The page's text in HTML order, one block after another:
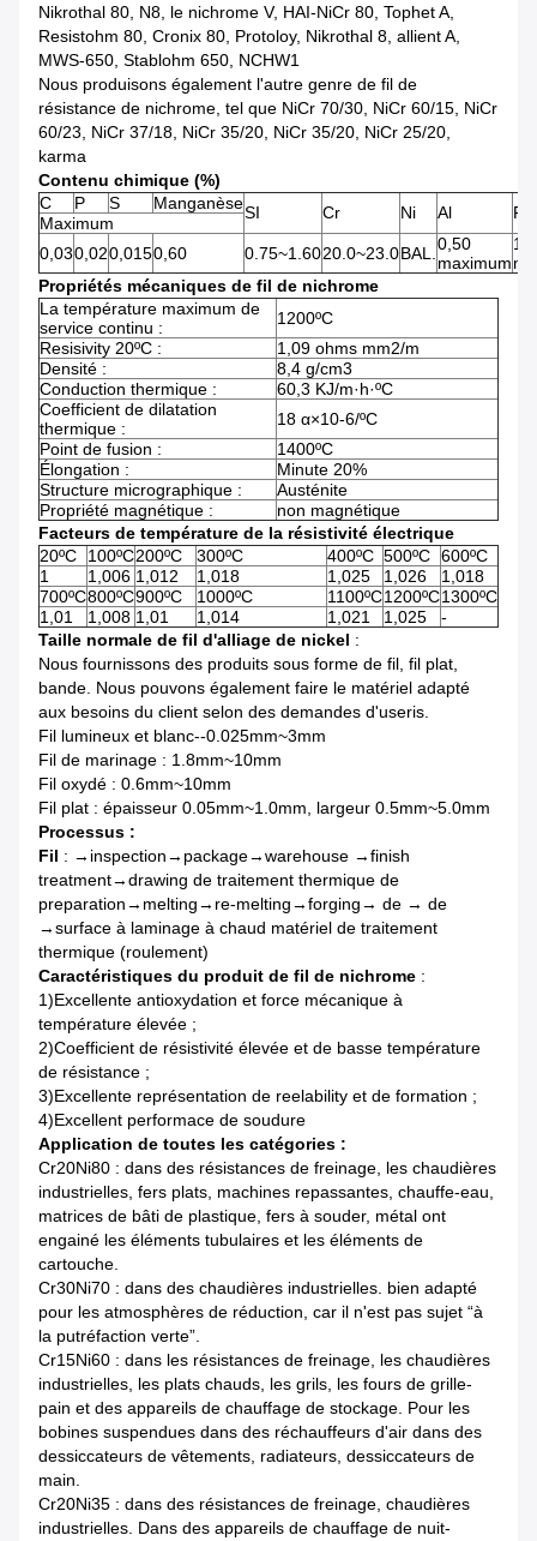
Nikrothal 80, N8, le nichrome V, HAI-NiCr 80, Tophet A,
Resistohm 80, Cronix 80, Protoloy, Nikrothal 8, allient A,
MWS-650, Stablohm 650, NCHW1
Nous produisons également l'autre genre de fil de
résistance de nichrome, tel que NiCr 70/30, NiCr 60/15, NiCr
60/23, NiCr 37/18, NiCr 35/20, NiCr 35/20, NiCr 25/20,
karma
Contenu chimique (%)
C
P S ManganèseSI Cr Ni Al Fe
Maximum
0,030,020,0150,60 0.75~1.6020.0~23.0BAL.0,50
maximum
1,0
Propriétés mécaniques de fil de nichrome
La température maximum de
service continu :
1200ºC
Resisivity 20ºC :
1,09 ohms mm2/m
Densité :
8,4 g/cm3
Conduction thermique :
60,3 KJ/m·h·ºC
Coefficient de dilatation
thermique :
18 α×10-6/ºC
Point de fusion :
1400ºC
Élongation :
Minute 20%
Structure micrographique :
Austénite
Propriété magnétique :
non magnétique
Facteurs de température de la résistivité électrique
20ºC
100ºC200ºC 300ºC 400ºC 500ºC 600ºC
1
1,006 1,012 1,018 1,025 1,026
1,018
700ºC800ºC900ºC 1000ºC 1100ºC1200ºC1300ºC
1,01
1,008 1,01 1,014 1,021 1,025
-
Taille normale de fil d'alliage de nickel :
Nous fournissons des produits sous forme de fil, fil plat,
bande. Nous pouvons également faire le matériel adapté
aux besoins du client selon des demandes d'useris.
Fil lumineux et blanc--0.025mm~3mm
Fil de marinage : 1.8mm~10mm
Fil oxydé : 0.6mm~10mm
Fil plat : épaisseur 0.05mm~1.0mm, largeur 0.5mm~5.0mm
Processus :
Fil : →inspection→package→warehouse →finish
treatment→drawing de traitement thermique de
preparation→melting→re-melting→forging→ de → de
→surface à laminage à chaud matériel de traitement
thermique (roulement)
Caractéristiques du produit de fil de nichrome :
1)Excellente antioxydation et force mécanique à
température élevée ;
2)Coefficient de résistivité élevée et de basse température
de résistance ;
3)Excellente représentation de reelability et de formation ;
4)Excellent performace de soudure
Application de toutes les catégories :
Cr20Ni80 : dans des résistances de freinage, les chaudières
industrielles, fers plats, machines repassantes, chauffe-eau,
matrices de bâti de plastique, fers à souder, métal ont
engainé les éléments tubulaires et les éléments de
cartouche.
Cr30Ni70 : dans des chaudières industrielles. bien adapté
pour les atmosphères de réduction, car il n'est pas sujet “à
la putréfaction verte”.
Cr15Ni60 : dans les résistances de freinage, les chaudières
industrielles, les plats chauds, les grils, les fours de grille-
pain et des appareils de chauffage de stockage. Pour les
bobines suspendues dans des réchauffeurs d'air dans des
dessiccateurs de vêtements, radiateurs, dessiccateurs de
main.
Cr20Ni35 : dans des résistances de freinage, chaudières
industrielles. Dans des appareils de chauffage de nuit-